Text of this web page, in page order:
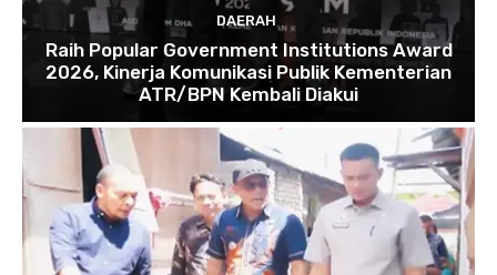
DAERAH
Raih Popular Government Institutions Award
2026, Kinerja Komunikasi Publik Kementerian
ATR/BPN Kembali Diakui